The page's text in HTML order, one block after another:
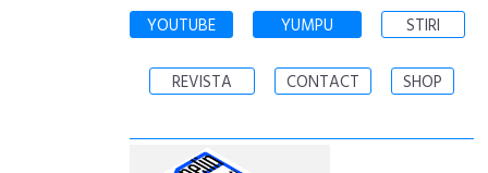
YOUTUBE YUMPU STIRI
REVISTA CONTACT SHOP